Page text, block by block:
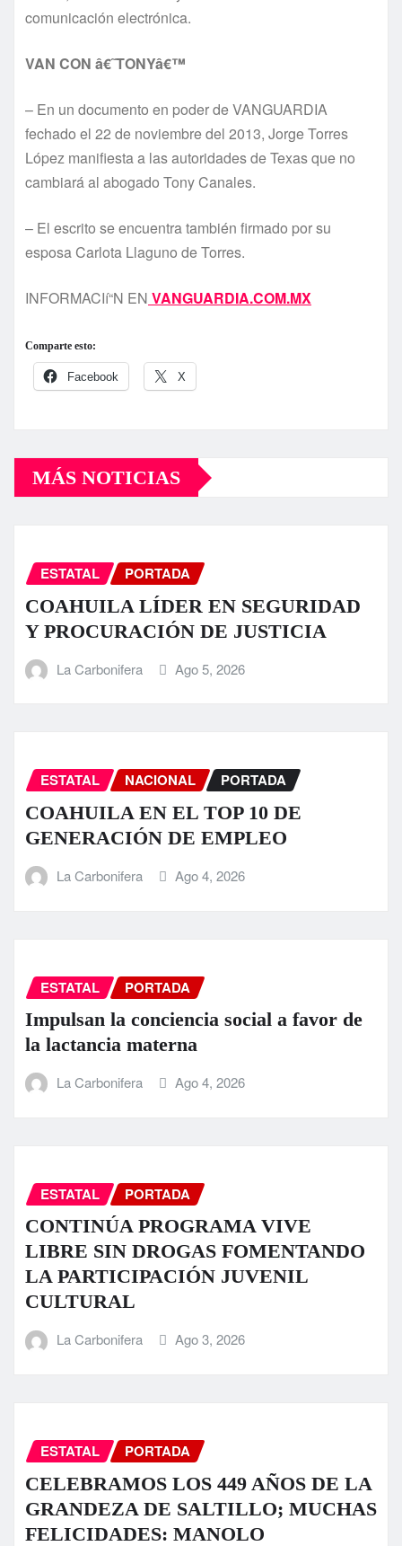
comunicación electrónica.
VAN CON â€˜TONYâ€™
– En un documento en poder de VANGUARDIA
fechado el 22 de noviembre del 2013, Jorge Torres
López manifiesta a las autoridades de Texas que no
cambiará al abogado Tony Canales.
– El escrito se encuentra también firmado por su
esposa Carlota Llaguno de Torres.
INFORMACIí“N EN VANGUARDIA.COM.MX
Comparte esto:
Facebook X
MÁS NOTICIAS
ESTATAL PORTADA
COAHUILA LÍDER EN SEGURIDAD
Y PROCURACIÓN DE JUSTICIA
La Carbonifera Ago 5, 2026
ESTATAL NACIONAL PORTADA
COAHUILA EN EL TOP 10 DE
GENERACIÓN DE EMPLEO
La Carbonifera Ago 4, 2026
ESTATAL PORTADA
Impulsan la conciencia social a favor de
la lactancia materna
La Carbonifera Ago 4, 2026
ESTATAL PORTADA
CONTINÚA PROGRAMA VIVE
LIBRE SIN DROGAS FOMENTANDO
LA PARTICIPACIÓN JUVENIL
CULTURAL
La Carbonifera Ago 3, 2026
ESTATAL PORTADA
CELEBRAMOS LOS 449 AÑOS DE LA
GRANDEZA DE SALTILLO; MUCHAS
FELICIDADES: MANOLO